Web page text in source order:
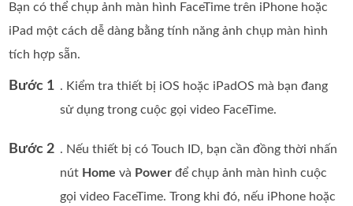
Bạn có thể chụp ảnh màn hình FaceTime trên iPhone hoặc
iPad một cách dễ dàng bằng tính năng ảnh chụp màn hình
tích hợp sẵn.
Bước 1 . Kiểm tra thiết bị iOS hoặc iPadOS mà bạn đang
sử dụng trong cuộc gọi video FaceTime.
Bước 2 . Nếu thiết bị có Touch ID, bạn cần đồng thời nhấn
nút Home và Power để chụp ảnh màn hình cuộc
gọi video FaceTime. Trong khi đó, nếu iPhone hoặc